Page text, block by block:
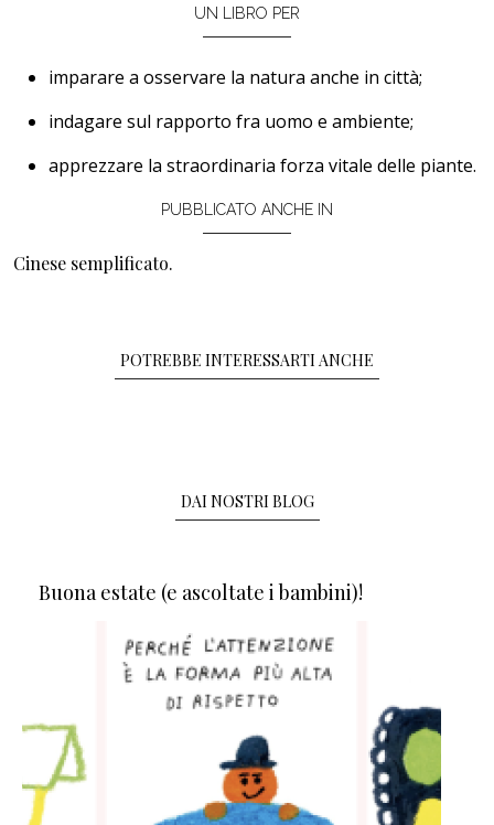
UN LIBRO PER
imparare a osservare la natura anche in città;
indagare sul rapporto fra uomo e ambiente;
apprezzare la straordinaria forza vitale delle piante.
PUBBLICATO ANCHE IN
Cinese semplificato.
POTREBBE INTERESSARTI ANCHE
DAI NOSTRI BLOG
Buona estate (e ascoltate i bambini)!